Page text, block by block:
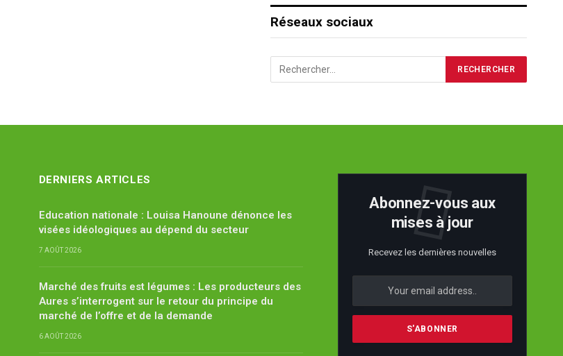
Réseaux sociaux
DERNIERS ARTICLES
Education nationale : Louisa Hanoune dénonce les
visées idéologiques au dépend du secteur
7 AOÛT 2026
Marché des fruits est légumes : Les producteurs des
Aures s’interrogent sur le retour du principe du
marché de l’offre et de la demande
6 AOÛT 2026
Abonnez-vous aux
mises à jour
Recevez les dernières nouvelles